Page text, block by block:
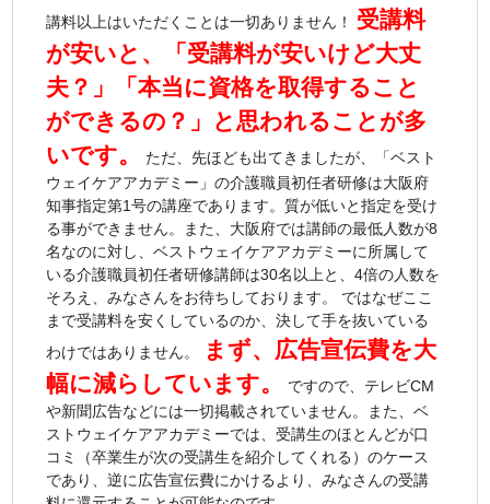
講料以上はいただくことは一切ありません！ 受講料
が安いと、「受講料が安いけど大丈
夫？」「本当に資格を取得すること
ができるの？」と思われることが多
いです。
ただ、先ほども出てきましたが、「ベスト
ウェイケアアカデミー」の介護職員初任者研修は大阪府
知事指定第1号の講座であります。質が低いと指定を受け
る事ができません。また、大阪府では講師の最低人数が8
名なのに対し、ベストウェイケアアカデミーに所属して
いる介護職員初任者研修講師は30名以上と、4倍の人数を
そろえ、みなさんをお待ちしております。 ではなぜここ
まで受講料を安くしているのか、決して手を抜いている
わけではありません。
まず、広告宣伝費を大
幅に減らしています。
ですので、テレビCM
や新聞広告などには一切掲載されていません。また、ベ
ストウェイケアアカデミーでは、受講生のほとんどが口
コミ（卒業生が次の受講生を紹介してくれる）のケース
であり、逆に広告宣伝費にかけるより、みなさんの受講